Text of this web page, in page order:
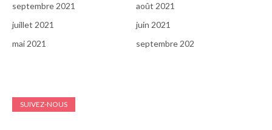
septembre 2021
août 2021
juillet 2021
juin 2021
mai 2021
septembre 202
SUIVEZ-NOUS